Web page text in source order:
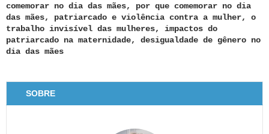
comemorar no dia das mães, por que comemorar no dia
das mães, patriarcado e violência contra a mulher, o
trabalho invisível das mulheres, impactos do
patriarcado na maternidade, desigualdade de gênero no
dia das mães
SOBRE